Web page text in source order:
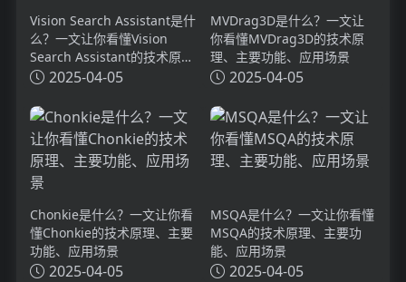
Vision Search Assistant是什
么？一文让你看懂Vision
Search Assistant的技术原
理、主要功能、应用场景
2025-04-05
MVDrag3D是什么？一文让
你看懂MVDrag3D的技术原
理、主要功能、应用场景
2025-04-05
Chonkie是什么？一文让你看
懂Chonkie的技术原理、主要
功能、应用场景
2025-04-05
MSQA是什么？一文让你看懂
MSQA的技术原理、主要功
能、应用场景
2025-04-05